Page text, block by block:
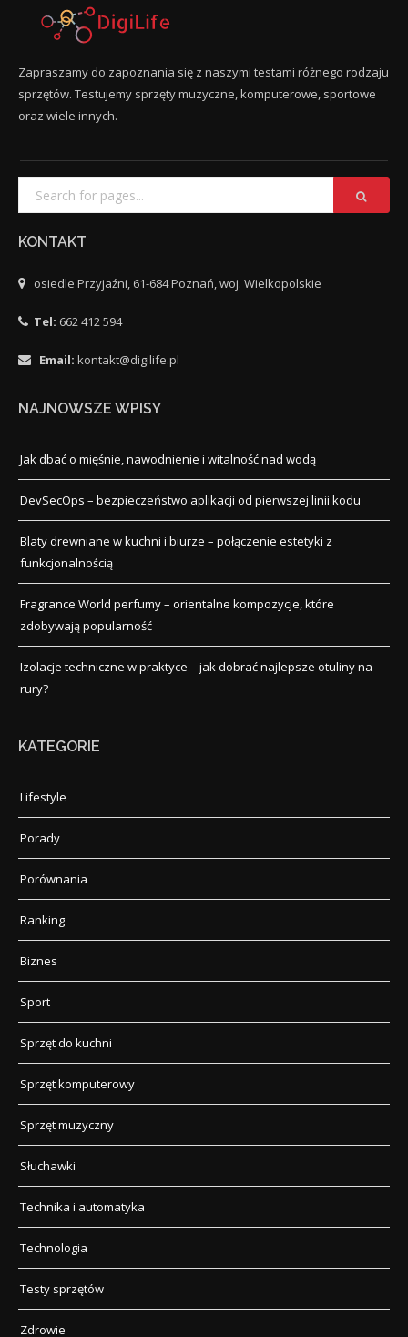
Zapraszamy do zapoznania się z naszymi testami różnego rodzaju
sprzętów. Testujemy sprzęty muzyczne, komputerowe, sportowe
oraz wiele innych.
KONTAKT
osiedle Przyjaźni, 61-684 Poznań, woj. Wielkopolskie
Tel: 662 412 594
Email: kontakt@digilife.pl
NAJNOWSZE WPISY
Jak dbać o mięśnie, nawodnienie i witalność nad wodą
DevSecOps – bezpieczeństwo aplikacji od pierwszej linii kodu
Blaty drewniane w kuchni i biurze – połączenie estetyki z
funkcjonalnością
Fragrance World perfumy – orientalne kompozycje, które
zdobywają popularność
Izolacje techniczne w praktyce – jak dobrać najlepsze otuliny na
rury?
KATEGORIE
Lifestyle
Porady
Porównania
Ranking
Biznes
Sport
Sprzęt do kuchni
Sprzęt komputerowy
Sprzęt muzyczny
Słuchawki
Technika i automatyka
Technologia
Testy sprzętów
Zdrowie